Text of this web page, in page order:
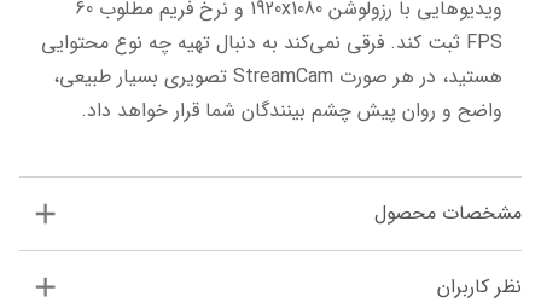
واضح و روان پیش چشم بینندگان شما قرار خواهد داد.
مشخصات محصول
نظر کاربران